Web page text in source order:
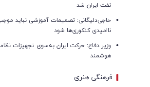
نفت ایران شد
حاجی‌دلیگانی: تصمیمات آموزشی نباید
ناامیدی کنکوری‌ها شود
وزیر دفاع: حرکت ایران به‌سوی تجهیزات
هوشمند
فرهنگی هنری